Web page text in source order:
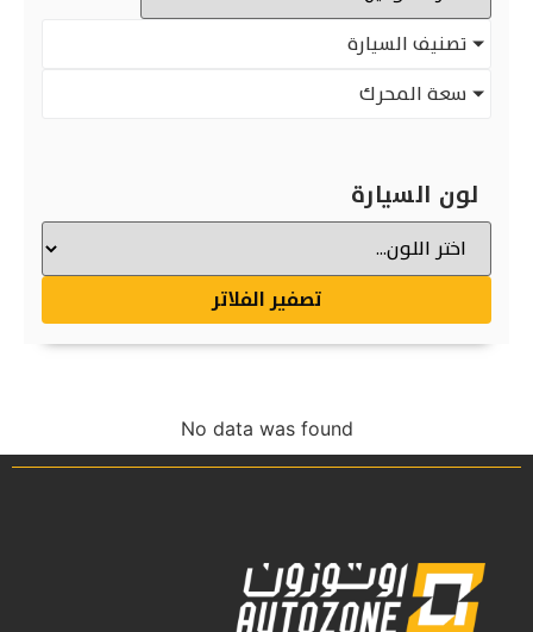
تصنيف السيارة
سعة المحرك
لون السيارة
تصفير الفلاتر
No data was found